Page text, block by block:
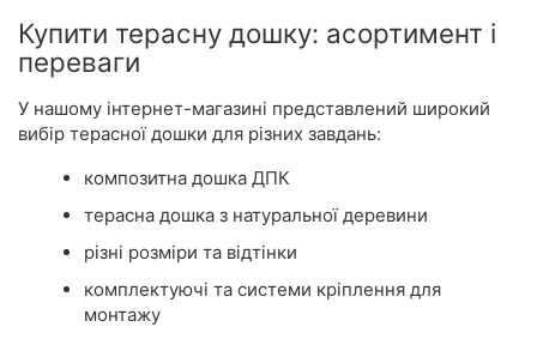
Купити терасну дошку: асортимент і
переваги
У нашому інтернет-магазині представлений широкий
вибір терасної дошки для різних завдань:
композитна дошка ДПК
терасна дошка з натуральної деревини
різні розміри та відтінки
комплектуючі та системи кріплення для
монтажу